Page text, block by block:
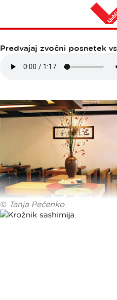
SUSHIMAMA
Predvajaj zvočni posnetek
© Tanja Pečenko